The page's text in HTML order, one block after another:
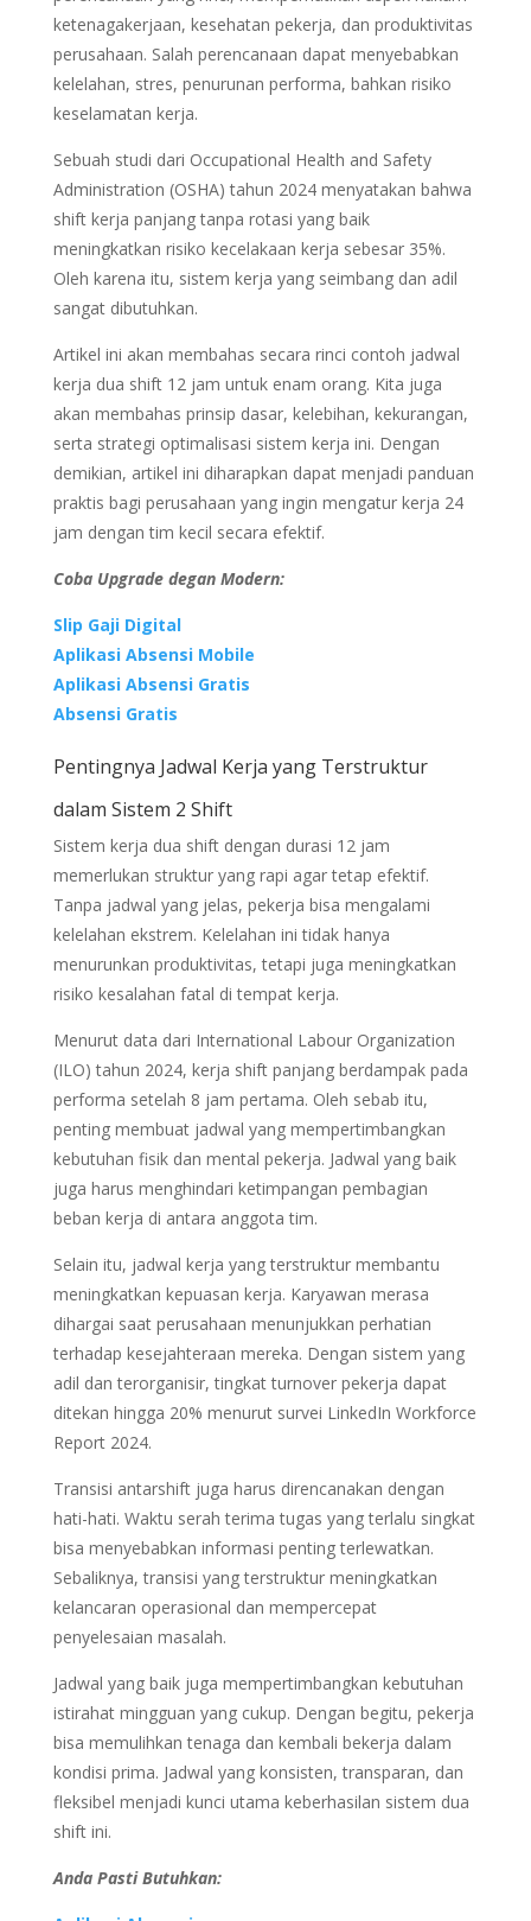
ketenagakerjaan, kesehatan pekerja, dan produktivitas
perusahaan. Salah perencanaan dapat menyebabkan
kelelahan, stres, penurunan performa, bahkan risiko
keselamatan kerja.
Sebuah studi dari Occupational Health and Safety
Administration (OSHA) tahun 2024 menyatakan bahwa
shift kerja panjang tanpa rotasi yang baik
meningkatkan risiko kecelakaan kerja sebesar 35%.
Oleh karena itu, sistem kerja yang seimbang dan adil
sangat dibutuhkan.
Artikel ini akan membahas secara rinci contoh jadwal
kerja dua shift 12 jam untuk enam orang. Kita juga
akan membahas prinsip dasar, kelebihan, kekurangan,
serta strategi optimalisasi sistem kerja ini. Dengan
demikian, artikel ini diharapkan dapat menjadi panduan
praktis bagi perusahaan yang ingin mengatur kerja 24
jam dengan tim kecil secara efektif.
Coba Upgrade degan Modern:
Slip Gaji Digital
Aplikasi Absensi Mobile
Aplikasi Absensi Gratis
Absensi Gratis
Pentingnya Jadwal Kerja yang Terstruktur
dalam Sistem 2 Shift
Sistem kerja dua shift dengan durasi 12 jam
memerlukan struktur yang rapi agar tetap efektif.
Tanpa jadwal yang jelas, pekerja bisa mengalami
kelelahan ekstrem. Kelelahan ini tidak hanya
menurunkan produktivitas, tetapi juga meningkatkan
risiko kesalahan fatal di tempat kerja.
Menurut data dari International Labour Organization
(ILO) tahun 2024, kerja shift panjang berdampak pada
performa setelah 8 jam pertama. Oleh sebab itu,
penting membuat jadwal yang mempertimbangkan
kebutuhan fisik dan mental pekerja. Jadwal yang baik
juga harus menghindari ketimpangan pembagian
beban kerja di antara anggota tim.
Selain itu, jadwal kerja yang terstruktur membantu
meningkatkan kepuasan kerja. Karyawan merasa
dihargai saat perusahaan menunjukkan perhatian
terhadap kesejahteraan mereka. Dengan sistem yang
adil dan terorganisir, tingkat turnover pekerja dapat
ditekan hingga 20% menurut survei LinkedIn Workforce
Report 2024.
Transisi antarshift juga harus direncanakan dengan
hati-hati. Waktu serah terima tugas yang terlalu singkat
bisa menyebabkan informasi penting terlewatkan.
Sebaliknya, transisi yang terstruktur meningkatkan
kelancaran operasional dan mempercepat
penyelesaian masalah.
Jadwal yang baik juga mempertimbangkan kebutuhan
istirahat mingguan yang cukup. Dengan begitu, pekerja
bisa memulihkan tenaga dan kembali bekerja dalam
kondisi prima. Jadwal yang konsisten, transparan, dan
fleksibel menjadi kunci utama keberhasilan sistem dua
shift ini.
Anda Pasti Butuhkan: